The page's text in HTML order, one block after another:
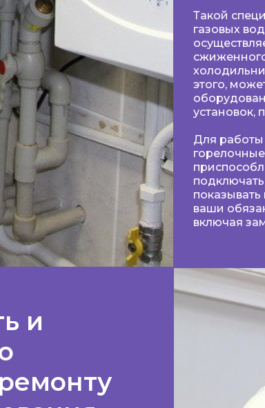
Такой
газовых
этого,
установок,
Для работы
ваши
включая
и